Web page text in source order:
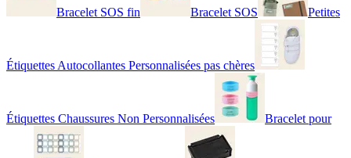
Bracelet SOS fin Bracelet SOS Petites
Étiquettes Autocollantes Personnalisées pas chères
Étiquettes Chaussures Non Personnalisées Bracelet pour